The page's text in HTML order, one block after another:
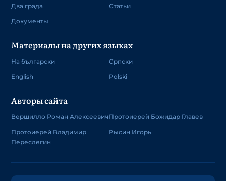
Два града
Документы
Статьи
Материалы на других языках
На български
English
Српски
Polski
Авторы сайта
Вершилло Роман Алексеевич
Протоиерей Владимир
Переслегин
Протоиерей Божидар Главев
Рысин Игорь